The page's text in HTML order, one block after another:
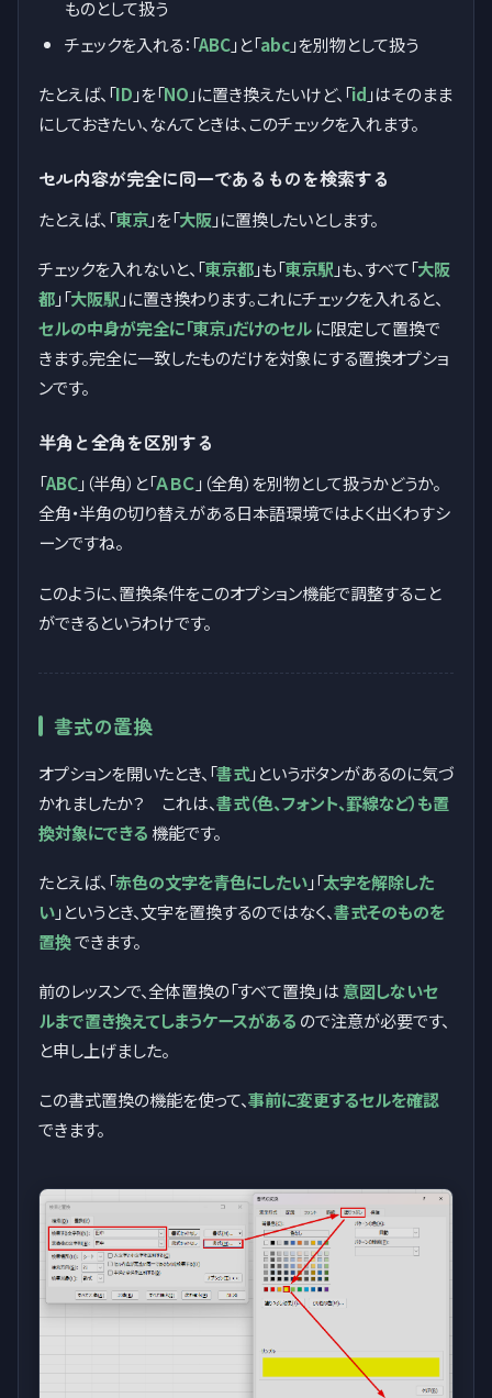
ものとして扱う
チェックを入れる：「ABC」と「abc」を別物として扱う
たとえば、「ID 」を「NO 」に置き換えたいけど、「id 」はそのまま
にしておきたい、なんてときは、このチェックを入れます。
セル内容が完全に同一であるものを検索する
たとえば、「東京」を「大阪」に置換したいとします。
チェックを入れないと、「東京都」も「東京駅」も、すべて「大阪
都」「大阪駅」に置き換わります。これにチェックを入れると、
セルの中身が完全に「東京」だけのセル に限定して置換で
きます。完全に一致したものだけを対象にする置換オプショ
ンです。
半角と全角を区別する
「ABC」（半角）と「ＡＢＣ 」（全角）を別物として扱うかどうか。
全角・半角の切り替えがある日本語環境ではよく出くわすシ
ーンですね。
このように、置換条件をこのオプション機能で調整すること
ができるというわけです。
書式の置換
オプションを開いたとき、「書式」というボタンがあるのに気づ
かれましたか？ これは、書式（色、フォント、罫線など）も置
換対象にできる 機能です。
たとえば、「赤色の文字を青色にしたい」「太字を解除した
い」というとき、文字を置換するのではなく、書式そのものを
置換できます。
前のレッスンで、全体置換の「すべて置換」は 意図しないセ
ルまで置き換えてしまうケースがある ので注意が必要です、
と申し上げました。
この書式置換の機能を使って、事前に変更するセルを確認
できます。